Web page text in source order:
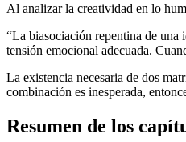
Al analizar la creatividad en lo
“La biasociación repentina de una
tensión emocional adecuada.
La existencia necesaria de dos
combinación es inesperada,
Resumen de los